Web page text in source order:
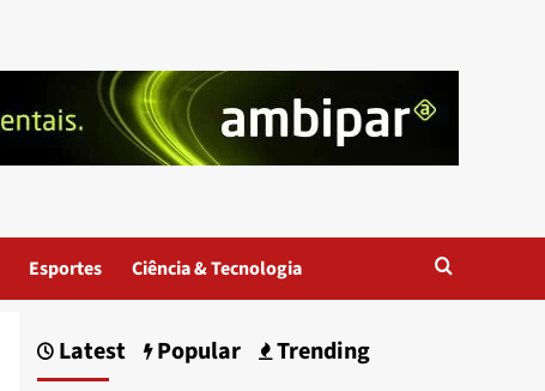
Esportes Ciência & Tecnologia
Latest Popular Trending